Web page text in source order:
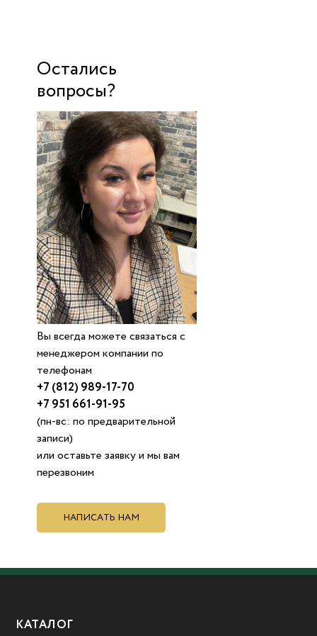
Остались
вопросы?
Вы всегда можете связаться с
менеджером компании по
телефонам
+7 (812) 989-17-70
+7 951 661-91-95
(пн-вс: по предварительной
записи)
или оставьте заявку и мы вам
перезвоним
НАПИСАТЬ НАМ
КАТАЛОГ